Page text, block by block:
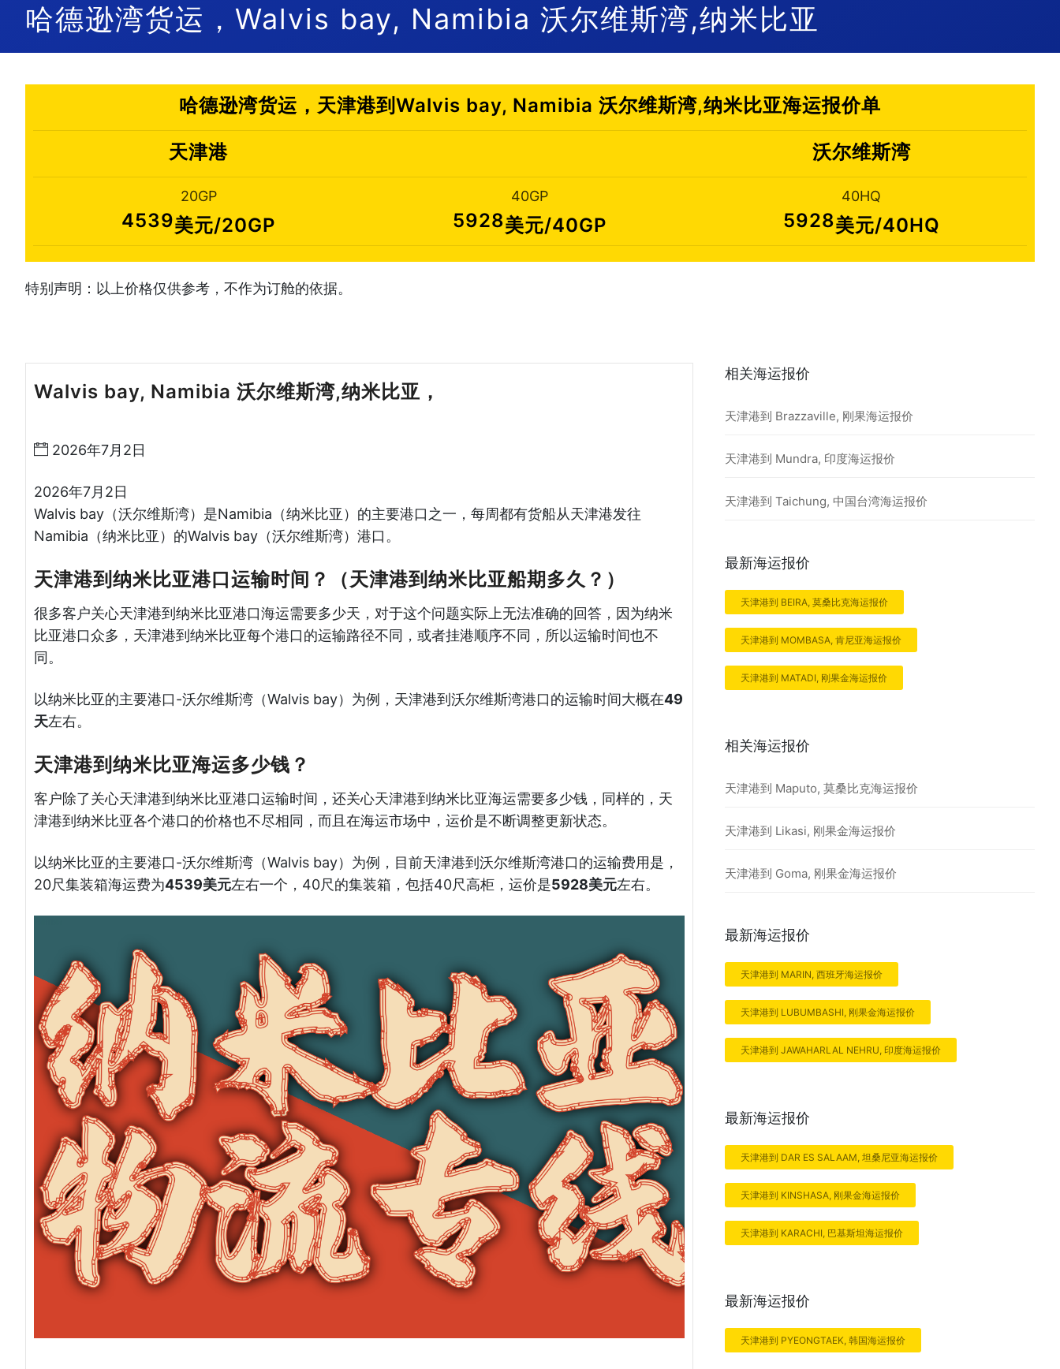
哈德逊湾货运，Walvis bay, Namibia 沃尔维斯湾,纳米比亚
哈德逊湾货运，天津港到Walvis bay, Namibia 沃尔维斯湾,纳米比亚海运报价单
天津港 沃尔维斯湾
20GP
4539美元/20GP
40GP
5928美元/40GP
40HQ
5928美元/40HQ
特别声明：以上价格仅供参考，不作为订舱的依据。
Walvis bay, Namibia 沃尔维斯湾,纳米比亚，
2026年7月2日
2026年7月2日
Walvis bay（沃尔维斯湾）是Namibia（纳米比亚）的主要港口之一，每周都有货船从天津港发往
Namibia（纳米比亚）的Walvis bay（沃尔维斯湾）港口。
天津港到纳米比亚港口运输时间？（天津港到纳米比亚船期多久？）
很多客户关心天津港到纳米比亚港口海运需要多少天，对于这个问题实际上无法准确的回答，因为纳米
比亚港口众多，天津港到纳米比亚每个港口的运输路径不同，或者挂港顺序不同，所以运输时间也不
同。
以纳米比亚的主要港口-沃尔维斯湾（Walvis bay）为例，天津港到沃尔维斯湾港口的运输时间大概在49
天左右。
天津港到纳米比亚海运多少钱？
客户除了关心天津港到纳米比亚港口运输时间，还关心天津港到纳米比亚海运需要多少钱，同样的，天
津港到纳米比亚各个港口的价格也不尽相同，而且在海运市场中，运价是不断调整更新状态。
以纳米比亚的主要港口-沃尔维斯湾（Walvis bay）为例，目前天津港到沃尔维斯湾港口的运输费用是，
20尺集装箱海运费为4539美元左右一个，40尺的集装箱，包括40尺高柜，运价是5928美元左右。
相关海运报价
天津港到 Brazzaville, 刚果海运报价
天津港到 Mundra, 印度海运报价
天津港到 Taichung, 中国台湾海运报价
最新海运报价
天津港到 BEIRA, 莫桑比克海运报价
天津港到 MOMBASA, 肯尼亚海运报价
天津港到 MATADI, 刚果金海运报价
相关海运报价
天津港到 Maputo, 莫桑比克海运报价
天津港到 Likasi, 刚果金海运报价
天津港到 Goma, 刚果金海运报价
最新海运报价
天津港到 MARIN, 西班牙海运报价
天津港到 LUBUMBASHI, 刚果金海运报价
天津港到 JAWAHARLAL NEHRU, 印度海运报价
最新海运报价
天津港到 DAR ES SALAAM, 坦桑尼亚海运报价
天津港到 KINSHASA, 刚果金海运报价
天津港到 KARACHI, 巴基斯坦海运报价
最新海运报价
天津港到 PYEONGTAEK, 韩国海运报价